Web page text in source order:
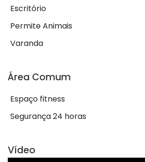
Escritório
Permite Animais
Varanda
Área Comum
Espaço fitness
Segurança 24 horas
Vídeo